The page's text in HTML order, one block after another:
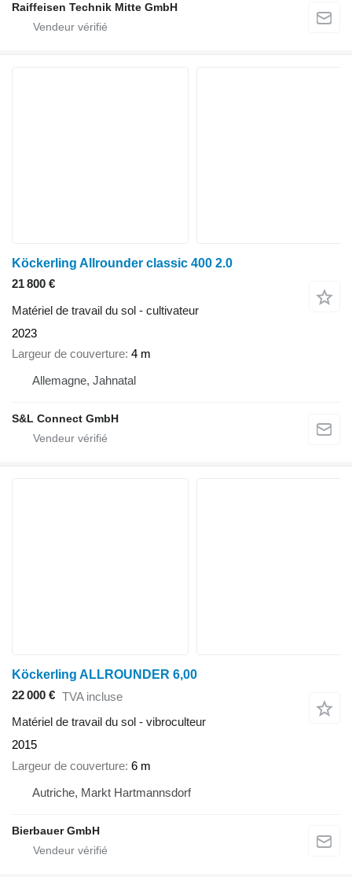
Raiffeisen Technik Mitte GmbH
Köckerling Allrounder classic 400 2.0
21 800 €
Matériel de travail du sol - cultivateur
2023
Largeur de couverture 4 m
Allemagne, Jahnatal
S&L Connect GmbH
Köckerling ALLROUNDER 6,00
22 000 € TVA incluse
Matériel de travail du sol - vibroculteur
2015
Largeur de couverture 6 m
Autriche, Markt Hartmannsdorf
Bierbauer GmbH